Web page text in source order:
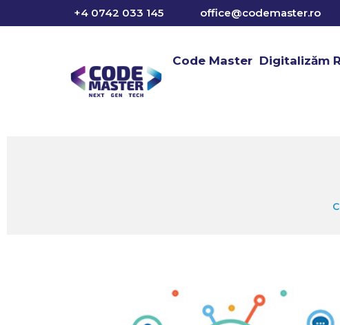
la
+4 0742 033 145 office@codemaster.ro
Code Master Digitalizăm